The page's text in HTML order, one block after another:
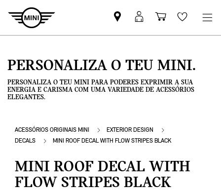
Pesquisar
parceiro
Iniciar
sessão
Carrinho
de
Wishlist
PERSONALIZA O TEU MINI.
PERSONALIZA O TEU MINI PARA PODERES EXPRIMIR A SUA
ENERGIA E CARISMA COM UMA VARIEDADE DE ACESSÓRIOS
ELEGANTES.
ACESSÓRIOS ORIGINAIS MINI
EXTERIOR DESIGN
DECALS
MINI ROOF DECAL WITH FLOW STRIPES BLACK
MINI ROOF DECAL WITH
FLOW STRIPES BLACK